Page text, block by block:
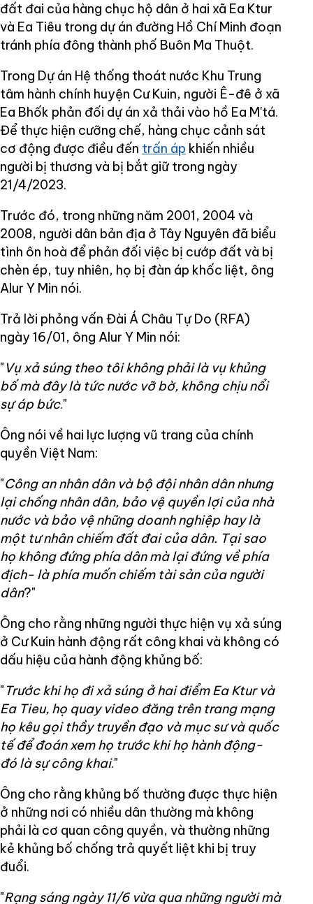
đất đai của hàng chục hộ dân ở hai xã Ea Ktur
và Ea Tiêu trong dự án đường Hồ Chí Minh đoạn
tránh phía đông thành phố Buôn Ma Thuột.
Trong Dự án Hệ thống thoát nước Khu Trung
tâm hành chính huyện Cư Kuin, người Ê-đê ở xã
Ea Bhốk phản đối dự án xả thải vào hồ Ea M'tá.
Để thực hiện cưỡng chế, hàng chục cảnh sát
cơ động được điều đến trấn áp khiến nhiều
người bị thương và bị bắt giữ trong ngày
21/4/2023.
Trước đó, trong những năm 2001, 2004 và
2008, người dân bản địa ở Tây Nguyên đã biểu
tình ôn hoà để phản đối việc bị cướp đất và bị
chèn ép, tuy nhiên, họ bị đàn áp khốc liệt, ông
Alur Y Min nói.
Trả lời phỏng vấn Đài Á Châu Tự Do (RFA)
ngày 16/01, ông Alur Y Min nói:
"Vụ xả súng theo tôi không phải là vụ khủng
bố mà đây là tức nước vỡ bờ, không chịu nổi
sự áp bức."
Ông nói về hai lực lượng vũ trang của chính
quyền Việt Nam:
"Công an nhân dân và bộ đội nhân dân nhưng
lại chống nhân dân, bảo vệ quyền lợi của nhà
nước và bảo vệ những doanh nghiệp hay là
một tư nhân chiếm đất đai của dân. Tại sao
họ không đứng phía dân mà lại đứng về phía
địch- là phía muốn chiếm tài sản của người
dân?"
Ông cho rằng những người thực hiện vụ xả súng
ở Cư Kuin hành động rất công khai và không có
dấu hiệu của hành động khủng bố:
"Trước khi họ đi xả súng ở hai điểm Ea Ktur và
Ea Tieu, họ quay video đăng trên trang mạng
họ kêu gọi thầy truyền đạo và mục sư và quốc
tế để đoán xem họ trước khi họ hành động-
đó là sự công khai."
Ông cho rằng khủng bố thường được thực hiện
ở những nơi có nhiều dân thường mà không
phải là cơ quan công quyền, và thường những
kẻ khủng bố chống trả quyết liệt khi bị truy
đuổi.
"Rạng sáng ngày 11/6 vừa qua những người mà